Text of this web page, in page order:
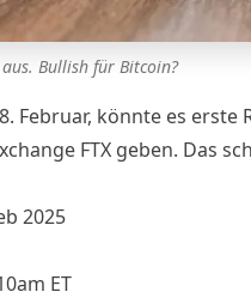
Bullish für Bitcoin?
Februar, könnte es erste
FTX geben. Das
2025
ET